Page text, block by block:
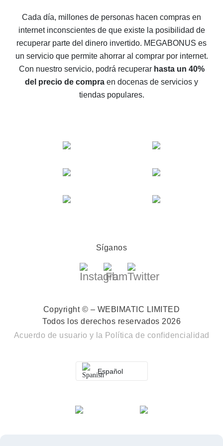
AliExpress
Cómo obtener el reembolso en AliExpress: formas
sencillas de recuperar el dinero
Reembolso del 10% en AliExpress: lo imposible es
posible
El reembolso más rentable en AliExpress: cómo
encontrarlo
Cada día, millones de personas hacen compras en
internet inconscientes de que existe la posibilidad de
recuperar parte del dinero invertido. MEGABONUS es
un servicio que permite ahorrar al comprar por internet.
Con nuestro servicio, podrá recuperar hasta un 40%
del precio de compra en docenas de servicios y
tiendas populares.
Síganos
Copyright © – WEBIMATIC LIMITED
Todos los derechos reservados 2026
Acuerdo de usuario y la Política de confidencialidad
Español